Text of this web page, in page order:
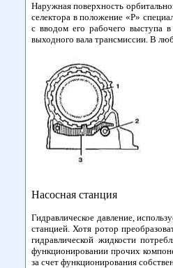
Наружная поверхность
селектора в положение «Р»
с вводом его рабочего выступа
выходного вала трансмиссии. В
Насосная станция
Гидравлическое давление,
станцией. Хотя ротор
гидравлической жидкости
функционировании прочих
за счет функционирования